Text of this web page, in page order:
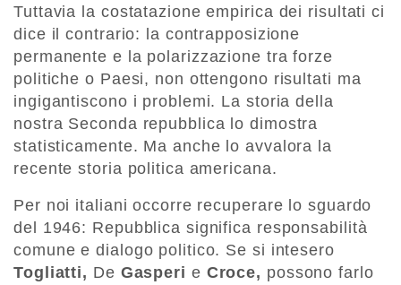
Tuttavia la costatazione empirica dei risultati ci
dice il contrario: la contrapposizione
permanente e la polarizzazione tra forze
politiche o Paesi, non ottengono risultati ma
ingigantiscono i problemi. La storia della
nostra Seconda repubblica lo dimostra
statisticamente. Ma anche lo avvalora la
recente storia politica americana.
Per noi italiani occorre recuperare lo sguardo
del 1946: Repubblica significa responsabilità
comune e dialogo politico. Se si intesero
Togliatti, De Gasperi e Croce, possono farlo